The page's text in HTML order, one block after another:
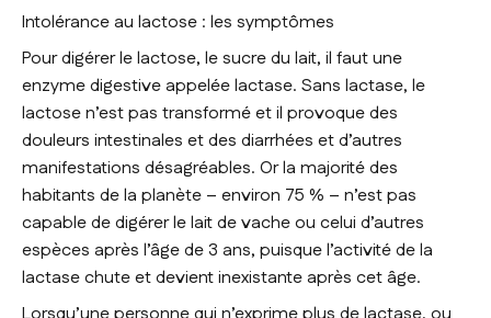
Intolérance au lactose : les symptômes
Pour digérer le lactose, le sucre du lait, il faut une
enzyme digestive appelée lactase. Sans lactase, le
lactose n’est pas transformé et il provoque des
douleurs intestinales et des diarrhées et d’autres
manifestations désagréables. Or la majorité des
habitants de la planète – environ 75 % – n’est pas
capable de digérer le lait de vache ou celui d’autres
espèces après l’âge de 3 ans, puisque l’activité de la
lactase chute et devient inexistante après cet âge.